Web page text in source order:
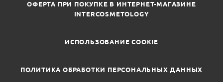
ОФЕРТА ПРИ ПОКУПКЕ В ИНТЕРНЕТ-МАГАЗИНЕ
INTERCOSMETOLOGY
ИСПОЛЬЗОВАНИЕ COOKIE
ПОЛИТИКА ОБРАБОТКИ ПЕРСОНАЛЬНЫХ ДАННЫХ